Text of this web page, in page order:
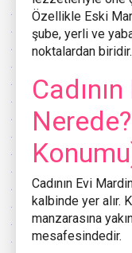
Özellikle Eski
şube, yerli ve
noktalardan biridir.
Cadının Evi
kalbinde yer alır.
manzarasına
mesafesindedir.